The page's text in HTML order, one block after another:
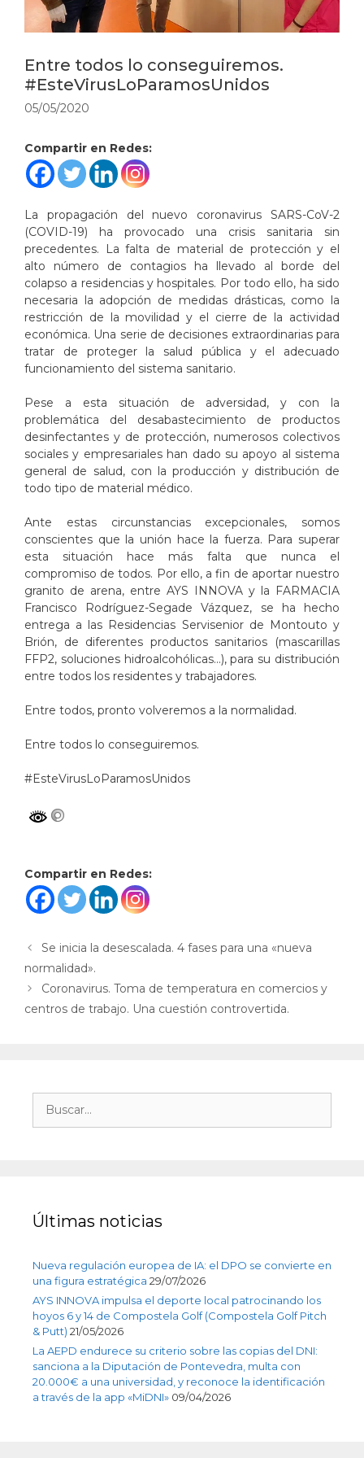
Entre todos lo conseguiremos.
#EsteVirusLoParamosUnidos
05/05/2020
Compartir en Redes:
La propagación del nuevo coronavirus SARS-CoV-2
(COVID-19) ha provocado una crisis sanitaria sin
precedentes. La falta de material de protección y el
alto número de contagios ha llevado al borde del
colapso a residencias y hospitales. Por todo ello, ha sido
necesaria la adopción de medidas drásticas, como la
restricción de la movilidad y el cierre de la actividad
económica. Una serie de decisiones extraordinarias para
tratar de proteger la salud pública y el adecuado
funcionamiento del sistema sanitario.
Pese a esta situación de adversidad, y con la
problemática del desabastecimiento de productos
desinfectantes y de protección, numerosos colectivos
sociales y empresariales han dado su apoyo al sistema
general de salud, con la producción y distribución de
todo tipo de material médico.
Ante estas circunstancias excepcionales, somos
conscientes que la unión hace la fuerza. Para superar
esta situación hace más falta que nunca el
compromiso de todos. Por ello, a fin de aportar nuestro
granito de arena, entre AYS INNOVA y la FARMACIA
Francisco Rodríguez-Segade Vázquez, se ha hecho
entrega a las Residencias Servisenior de Montouto y
Brión, de diferentes productos sanitarios (mascarillas
FFP2, soluciones hidroalcohólicas…), para su distribución
entre todos los residentes y trabajadores.
Entre todos, pronto volveremos a la normalidad.
Entre todos lo conseguiremos.
#EsteVirusLoParamosUnidos
Compartir en Redes:
Se inicia la desescalada. 4 fases para una «nueva
normalidad».
Coronavirus. Toma de temperatura en comercios y
centros de trabajo. Una cuestión controvertida.
Últimas noticias
Nueva regulación europea de IA: el DPO se convierte en
una figura estratégica 29/07/2026
AYS INNOVA impulsa el deporte local patrocinando los
hoyos 6 y 14 de Compostela Golf (Compostela Golf Pitch
& Putt) 21/05/2026
La AEPD endurece su criterio sobre las copias del DNI:
sanciona a la Diputación de Pontevedra, multa con
20.000€ a una universidad, y reconoce la identificación
a través de la app «MiDNI» 09/04/2026